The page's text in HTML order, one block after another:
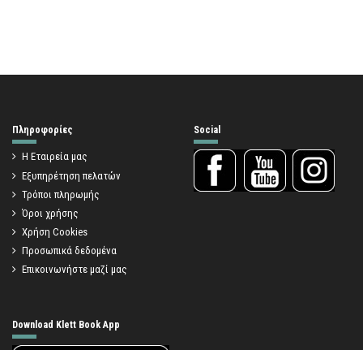
Πληροφορίες
Η Εταιρεία μας
Εξυπηρέτηση πελατών
Τρόποι πληρωμής
Όροι χρήσης
Χρήση Cookies
Προσωπικά δεδομένα
Επικοινωνήστε μαζί μας
Social
Download Klett Book App